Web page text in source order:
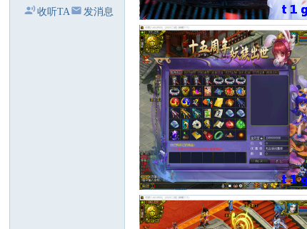
收听TA 发消息